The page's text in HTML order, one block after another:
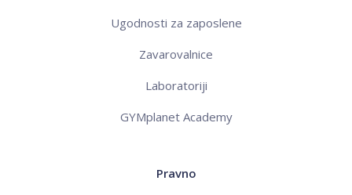
Ugodnosti za zaposlene
Zavarovalnice
Laboratoriji
GYMplanet Academy
Pravno